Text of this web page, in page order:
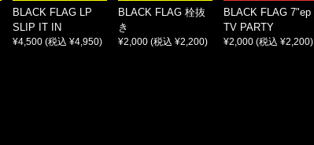
BLACK FLAG LP
SLIP IT IN
¥4,500 (税込 ¥4,950)
BLACK FLAG 栓抜
き
¥2,000 (税込 ¥2,200)
BLACK FLAG 7"ep
TV PARTY
¥2,000 (税込 ¥2,200)